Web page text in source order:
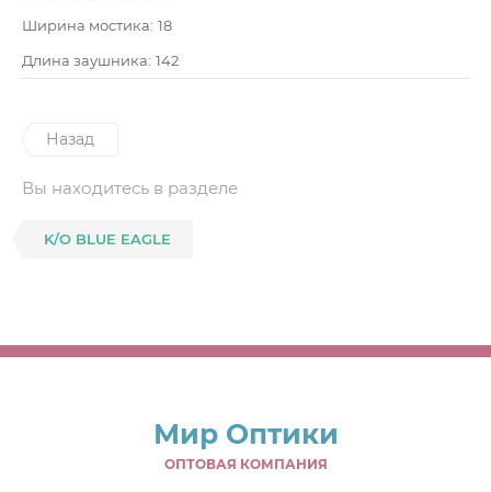
Ширина мостика: 18
Длина заушника: 142
Назад
Вы находитесь в разделе
K/O BLUE EAGLE
Мир Оптики
ОПТОВАЯ КОМПАНИЯ